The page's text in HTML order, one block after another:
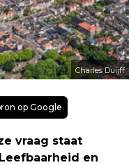
Charles Duijff
op Google
vraag staat
en